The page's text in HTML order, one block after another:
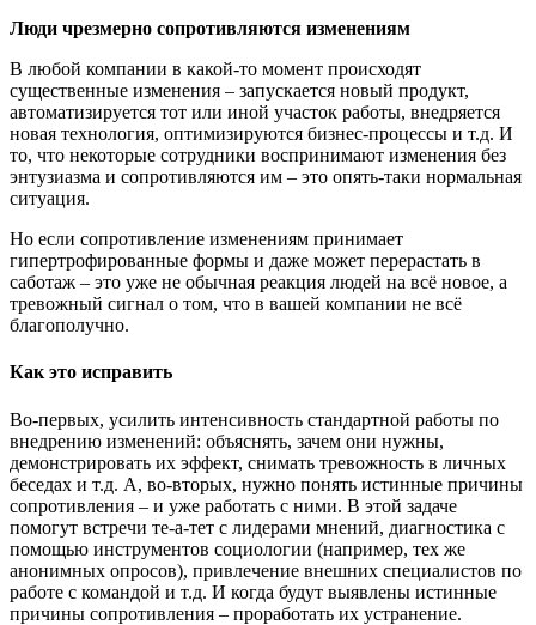
Люди чрезмерно сопротивляются изменениям
В любой компании в какой-то момент происходят
существенные изменения – запускается новый продукт,
автоматизируется тот или иной участок работы, внедряется
новая технология, оптимизируются бизнес-процессы и т.д. И
то, что некоторые сотрудники воспринимают изменения без
энтузиазма и сопротивляются им – это опять-таки нормальная
ситуация.
Но если сопротивление изменениям принимает
гипертрофированные формы и даже может перерастать в
саботаж – это уже не обычная реакция людей на всё новое, а
тревожный сигнал о том, что в вашей компании не всё
благополучно.
Как это исправить
Во-первых, усилить интенсивность стандартной работы по
внедрению изменений: объяснять, зачем они нужны,
демонстрировать их эффект, снимать тревожность в личных
беседах и т.д. А, во-вторых, нужно понять истинные причины
сопротивления – и уже работать с ними. В этой задаче
помогут встречи те-а-тет с лидерами мнений, диагностика с
помощью инструментов социологии (например, тех же
анонимных опросов), привлечение внешних специалистов по
работе с командой и т.д. И когда будут выявлены истинные
причины сопротивления – проработать их устранение.